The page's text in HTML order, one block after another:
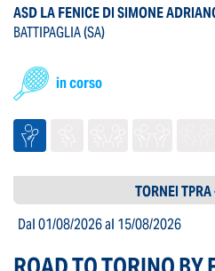
ASD LA FENICE DI SIMONE
BATTIPAGLIA(SA)
in corso
TORNEI
Dal 01/08/2026al 15/08/2026